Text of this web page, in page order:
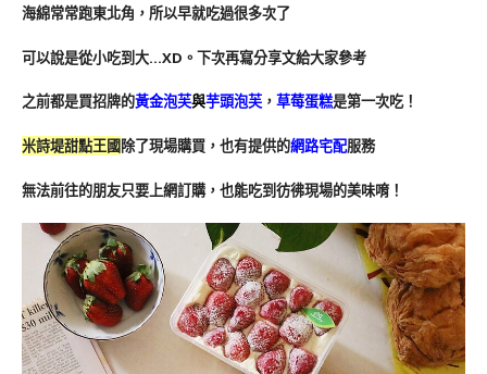
海綿常常跑東北角，所以早就吃過很多次了
可以說是從小吃到大…XD。 下次再寫分享文給大家參考
之前都是買招牌的黃金泡芙與芋頭泡芙 ， 草莓蛋糕是第一次吃！
米詩堤甜點王國除了現場購買，也有提供的網路宅配服務
無法前往的朋友只要上網訂購，也能吃到彷彿現場的美味唷！